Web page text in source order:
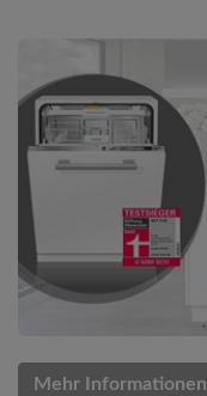
Mehr Informationen